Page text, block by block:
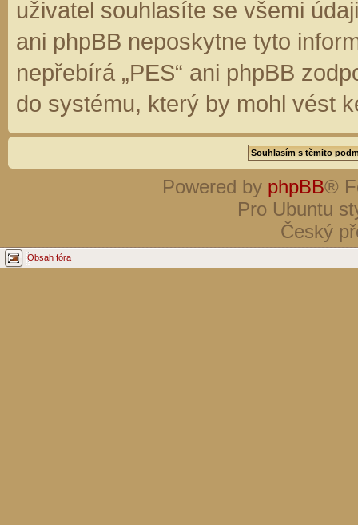
uživatel souhlasíte se všemi
ani phpBB neposkytne tyto
nepřebírá „PES“ ani phpBB
do systému, který by mohl vést
Powered by phpBB®
Pro Ubuntu
Český
Obsah fóra